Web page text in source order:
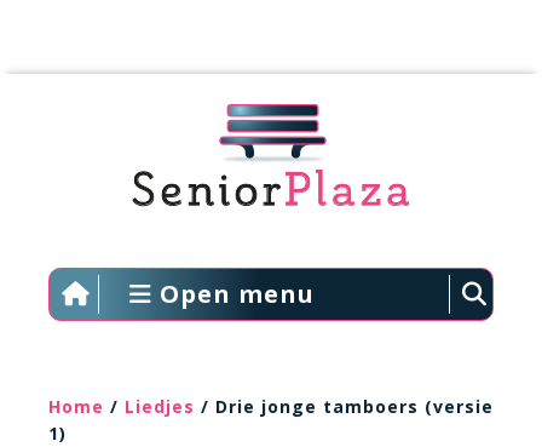
Open menu
Home / Liedjes / Drie jonge tamboers (versie
1)